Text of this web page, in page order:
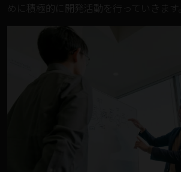
めに積極的に開発活動を行っていきます。